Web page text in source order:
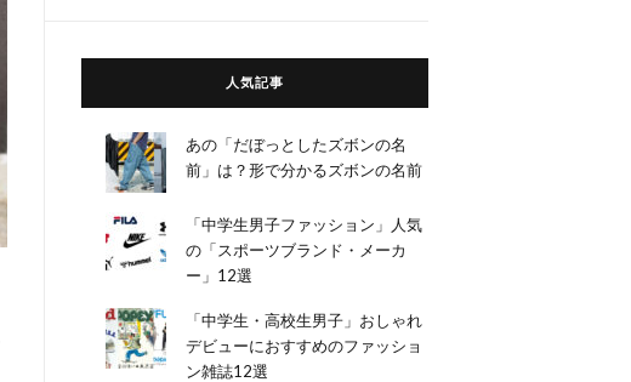
人気記事
あの「だぼっとしたズボンの名
前」は？形で分かるズボンの名前
「中学生男子ファッション」人気
の「スポーツブランド・メーカ
ー」12選
「中学生・高校生男子」おしゃれ
デビューにおすすめのファッショ
ン雑誌12選